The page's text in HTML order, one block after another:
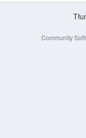
Community